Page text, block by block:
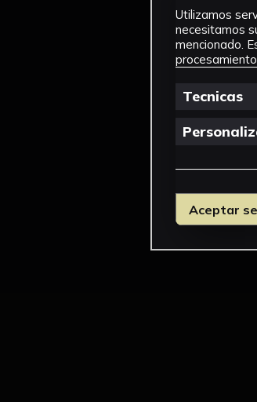
Utilizamos
necesitamos
mencionado.
Tecnicas
Aceptar